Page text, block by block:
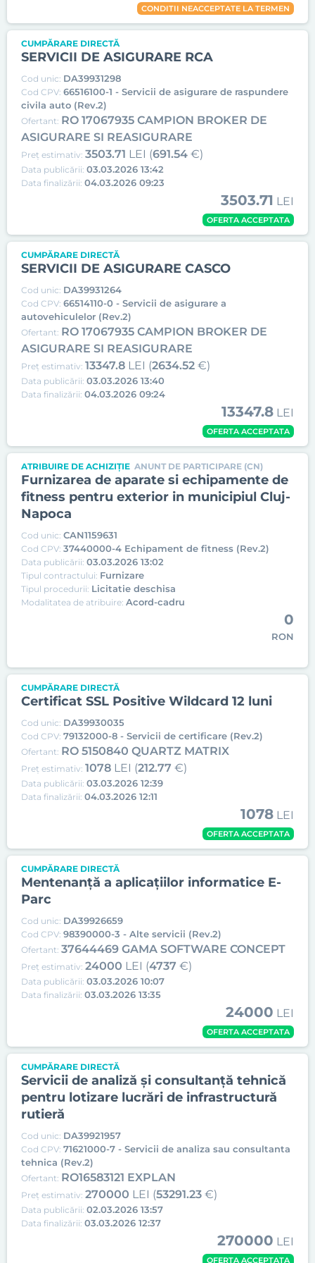
CONDITII NEACCEPTATE LA TERMEN
CUMPĂRARE DIRECTĂ
SERVICII DE ASIGURARE RCA
Cod unic: DA39931298
Cod CPV: 66516100-1 - Servicii de asigurare de raspundere
civila auto (Rev.2)
Ofertant: RO 17067935 CAMPION BROKER DE
ASIGURARE SI REASIGURARE
Preț estimativ: 3503.71 LEI (691.54 €)
Data publicării: 03.03.2026 13:42
Data finalizării: 04.03.2026 09:23
3503.71 LEI
OFERTA ACCEPTATA
CUMPĂRARE DIRECTĂ
SERVICII DE ASIGURARE CASCO
Cod unic: DA39931264
Cod CPV: 66514110-0 - Servicii de asigurare a
autovehiculelor (Rev.2)
Ofertant: RO 17067935 CAMPION BROKER DE
ASIGURARE SI REASIGURARE
Preț estimativ: 13347.8 LEI (2634.52 €)
Data publicării: 03.03.2026 13:40
Data finalizării: 04.03.2026 09:24
13347.8 LEI
OFERTA ACCEPTATA
ATRIBUIRE DE ACHIZIȚIE ANUNT DE PARTICIPARE (CN)
Furnizarea de aparate si echipamente de
fitness pentru exterior in municipiul Cluj-
Napoca
Cod unic: CAN1159631
Cod CPV: 37440000-4 Echipament de fitness (Rev.2)
Data publicării: 03.03.2026 13:02
Tipul contractului: Furnizare
Tipul procedurii: Licitatie deschisa
Modalitatea de atribuire: Acord-cadru
0
RON
CUMPĂRARE DIRECTĂ
Certificat SSL Positive Wildcard 12 luni
Cod unic: DA39930035
Cod CPV: 79132000-8 - Servicii de certificare (Rev.2)
Ofertant: RO 5150840 QUARTZ MATRIX
Preț estimativ: 1078 LEI (212.77 €)
Data publicării: 03.03.2026 12:39
Data finalizării: 04.03.2026 12:11
1078 LEI
OFERTA ACCEPTATA
CUMPĂRARE DIRECTĂ
Mentenanță a aplicațiilor informatice E-
Parc
Cod unic: DA39926659
Cod CPV: 98390000-3 - Alte servicii (Rev.2)
Ofertant: 37644469 GAMA SOFTWARE CONCEPT
Preț estimativ: 24000 LEI (4737 €)
Data publicării: 03.03.2026 10:07
Data finalizării: 03.03.2026 13:35
24000 LEI
OFERTA ACCEPTATA
CUMPĂRARE DIRECTĂ
Servicii de analiză și consultanță tehnică
pentru lotizare lucrări de infrastructură
rutieră
Cod unic: DA39921957
Cod CPV: 71621000-7 - Servicii de analiza sau consultanta
tehnica (Rev.2)
Ofertant: RO16583121 EXPLAN
Preț estimativ: 270000 LEI (53291.23 €)
Data publicării: 02.03.2026 13:57
Data finalizării: 03.03.2026 12:37
270000 LEI
OFERTA ACCEPTATA